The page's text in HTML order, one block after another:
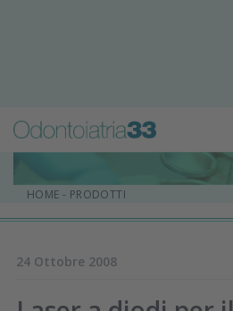
HOME - PRODOTTI
24 Ottobre 2008